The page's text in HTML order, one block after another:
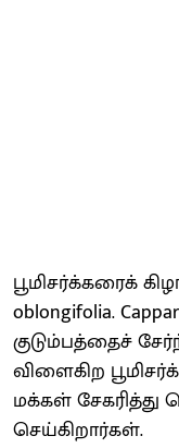
பூமிசர்க்கரைக்
oblongifolia.
குடும்பத்தைச்
விளைகிற
மக்கள்
செய்கிறார்கள்.